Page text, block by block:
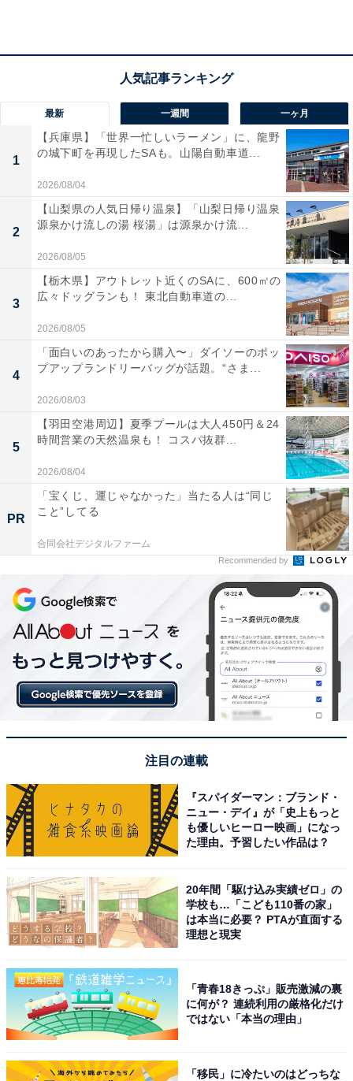
「天然温泉 白鳥の湯」の口コミは？
「天然温泉 白鳥の湯」には以下のような口コミが寄せら
れています。
天然温泉の質が非常に良く、肌がしっとりとして高
い保湿効果や美肌効果を実感できるお湯です。
サウナが快適で、高温サウナと低温サウナの2種類
が選べるため、自分のペースでしっかりとリフレッ
シュできます。
館内やお風呂がいつも清潔に保たれており、スタッ
フの対応も丁寧で心地よく過ごすことができます。
アクセス・料金情報は？ 泊まれる？
アクセス
所在地：愛知県名古屋市港区木場町6番36
【公共交通機関の場合】名鉄「神宮前」駅「西出口」か
線「熱田神宮伝馬町」駅③番出口から「熱田伝馬町」バ
最新 一週間 一ヶ月
1
【兵庫県】「世界一忙しいラーメン」に、龍野
の城下町を再現したSAも。山陽自動車道...
2026/08/04
2
【山梨県の人気日帰り温泉】「山梨日帰り温泉
源泉かけ流しの湯 桜湯」は源泉かけ流...
2026/08/05
3
【栃木県】アウトレット近くのSAに、600㎡の
広々ドッグランも！ 東北自動車道の...
2026/08/05
4
「面白いのあったから購入〜」ダイソーのポッ
プアップランドリーバッグが話題。“さま...
2026/08/03
5
【羽田空港周辺】夏季プールは大人450円＆24
時間営業の天然温泉も！ コスパ抜群...
2026/08/04
PR
「宝くじ、運じゃなかった」当たる人は“同じ
こと”してる
合同会社デジタルファーム
Recommended by
注目の連載
『スパイダーマン：ブランド・
ニュー・デイ』が「史上もっと
も優しいヒーロー映画」になっ
た理由。予習したい作品は？
20年間「駆け込み実績ゼロ」の
学校も…「こども110番の家」
は本当に必要？ PTAが直面する
理想と現実
「青春18きっぷ」販売激減の裏
に何が？ 連続利用の厳格化だけ
ではない「本当の理由」
「移民」に冷たいのはどっちな